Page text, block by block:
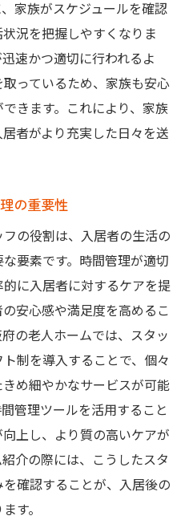
ための計画的アプローチ
家族がスケジュールを確認
況を把握しやすくなりま
速かつ適切に行われるよ
っているため、家族も安心
きます。これにより、家族
者がより充実した日々を送
の重要性
の役割は、入居者の生活の
要素です。時間管理が適切
に入居者に対するケアを提
安心感や満足度を高めるこ
の老人ホームでは、スタッ
制を導入することで、個々
め細やかなサービスが可能
管理ツールを活用すること
上し、より質の高いケアが
介の際には、こうしたスタ
確認することが、入居後の
す。